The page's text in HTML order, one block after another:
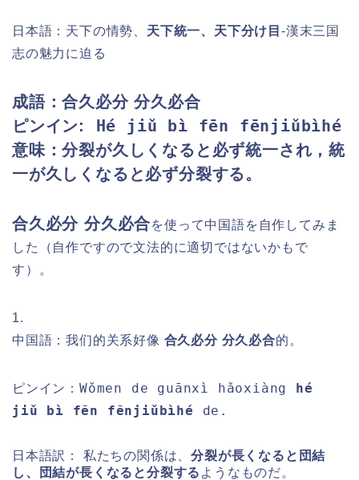
日本語：天下の情勢、 天下統一、天下分け目 -漢末三国
志の魅力に迫る
成語：合久必分 分久必合
ピンイン: Hé jiǔ bì fēn fēnjiǔbìhé
意味：分裂が久しくなると必ず統一され，統
一が久しくなると必ず分裂する。
合久必分 分久必合を使って中国語を自作してみま
した（自作ですので文法的に適切ではないかもで
す）。
1.
中国語：我们的关系好像 合久必分 分久必合的。
ピンイン： Wǒmen de guānxì hǎoxiàng hé
jiǔ bì fēn fēnjiǔbìhé de.
日本語訳： 私たちの関係は、分裂が長くなると団結
し、団結が長くなると分裂する ようなものだ。